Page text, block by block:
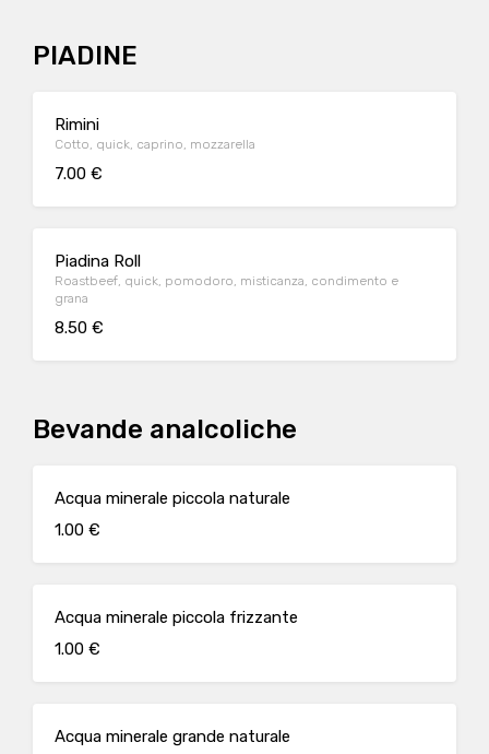
PIADINE
Rimini
Cotto, quick, caprino, mozzarella
7.00 €
Piadina Roll
Roastbeef, quick, pomodoro, misticanza, condimento e
grana
8.50 €
Bevande analcoliche
Acqua minerale piccola naturale
1.00 €
Acqua minerale piccola frizzante
1.00 €
Acqua minerale grande naturale